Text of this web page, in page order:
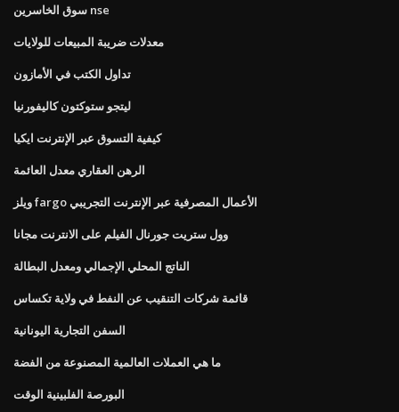
سوق الخاسرين nse
معدلات ضريبة المبيعات للولايات
تداول الكتب في الأمازون
ليتجو ستوكتون كاليفورنيا
كيفية التسوق عبر الإنترنت ايكيا
الرهن العقاري معدل العائمة
ويلز fargo الأعمال المصرفية عبر الإنترنت التجريبي
وول ستريت جورنال الفيلم على الانترنت مجانا
الناتج المحلي الإجمالي ومعدل البطالة
قائمة شركات التنقيب عن النفط في ولاية تكساس
السفن التجارية اليونانية
ما هي العملات العالمية المصنوعة من الفضة
البورصة الفلبينية الوقت